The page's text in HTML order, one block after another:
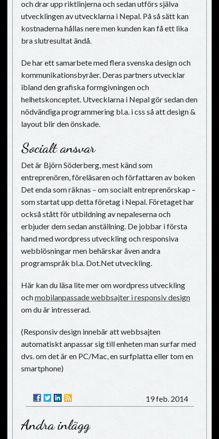
och drar upp riktlinjerna och sedan utförs själva
utvecklingen av utvecklarna i Nepal. På så sätt kan
kostnaderna hållas nere men kunden kan få ett lika
bra slutresultat ändå.
De har ett samarbete med flera svenska design och
kommunikationsbyråer. Deras partners utvecklar
ibland den grafiska formgivningen och
helhetskonceptet. Utvecklarna i Nepal gör sedan den
nödvändiga programmering bl.a. i css så att design &
layout blir den önskade.
Socialt ansvar
Det är Björn Söderberg, mest känd som
entreprenören, föreläsaren och författaren av boken
Det enda som räknas – om socialt entreprenörskap –
som startat upp detta företag i Nepal. Företaget har
också stått för utbildning av nepaleserna och
erbjuder dem sedan anställning. De jobbar i första
hand med wordpress utveckling och responsiva
webblösningar men behärskar även andra
programspråk bl.a. Dot.Net utveckling.
Här kan du läsa lite mer om wordpress utveckling
ochmobilanpassade webbsajter i responsiv design
om du är intresserad.
(Responsiv design innebär att webbsajten
automatiskt anpassar sig till enheten man surfar med
dvs. om det är en PC/Mac, en surfplatta eller tom en
smartphone)
19 feb. 2014
Andra inlägg